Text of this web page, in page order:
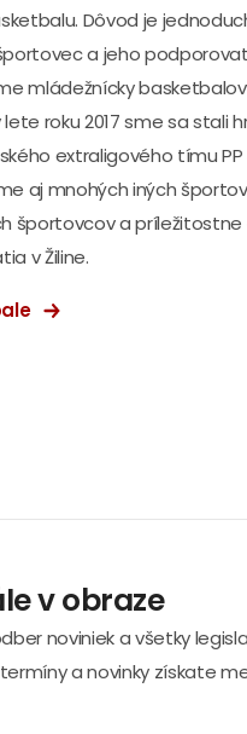
Dôvod je
a jeho
mládežnícky
lete roku 2017 sme sa stali
extraligového tímu PP
aj mnohých iných
športovcov a príležitostne
v Žiline.
v obraze
noviniek a všetky
a novinky získate